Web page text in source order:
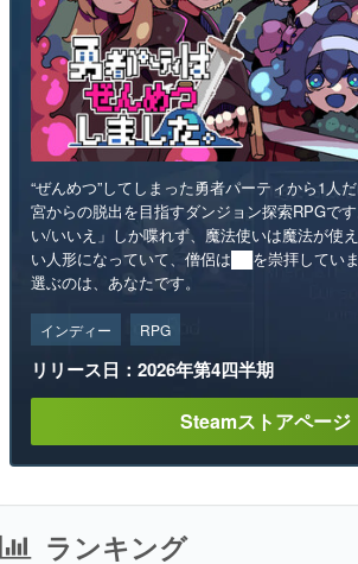
“ぜんめつ”してしまった勇者パーティから1人
宮からの脱出を目指すダンジョン探索RPGで
い/いいえ」しか喋れず、魔法使いは魔法が使
い人形になっていて、僧侶は██を崇拝してい
選ぶのは、あなたです。
インディー RPG
リリース日：2026年第4四半期
Steamストアページ
ランキング